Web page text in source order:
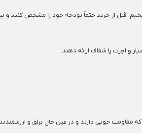
قبل از خرید حتماً بودجه خود را مشخص کنید و
و اجرت را شفاف ارائه دهند.